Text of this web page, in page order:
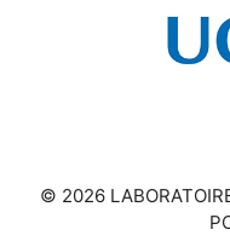
© 2026